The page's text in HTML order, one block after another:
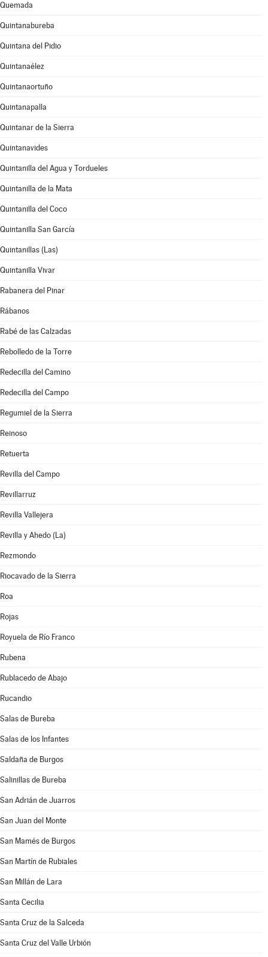
Quemada
Quintanabureba
Quintana del Pidio
Quintanaélez
Quintanaortuño
Quintanapalla
Quintanar de la Sierra
Quintanavides
Quintanilla del Agua y Tordueles
Quintanilla de la Mata
Quintanilla del Coco
Quintanilla San García
Quintanillas (Las)
Quintanilla Vivar
Rabanera del Pinar
Rábanos
Rabé de las Calzadas
Rebolledo de la Torre
Redecilla del Camino
Redecilla del Campo
Regumiel de la Sierra
Reinoso
Retuerta
Revilla del Campo
Revillarruz
Revilla Vallejera
Revilla y Ahedo (La)
Rezmondo
Riocavado de la Sierra
Roa
Rojas
Royuela de Río Franco
Rubena
Rublacedo de Abajo
Rucandio
Salas de Bureba
Salas de los Infantes
Saldaña de Burgos
Salinillas de Bureba
San Adrián de Juarros
San Juan del Monte
San Mamés de Burgos
San Martín de Rubiales
San Millán de Lara
Santa Cecilia
Santa Cruz de la Salceda
Santa Cruz del Valle Urbión